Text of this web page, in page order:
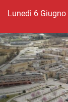
lunedì 6